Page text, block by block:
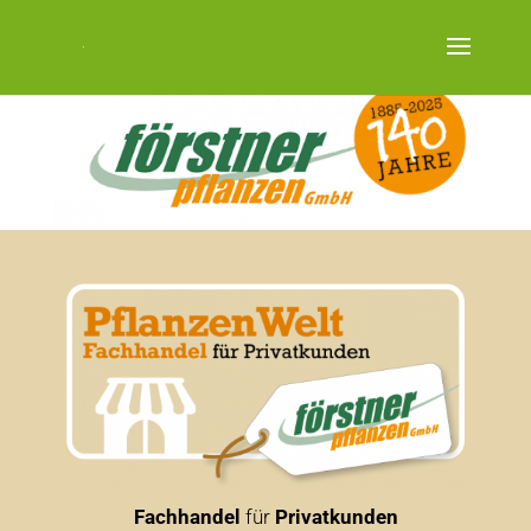
Fachhandel für Privatkunden